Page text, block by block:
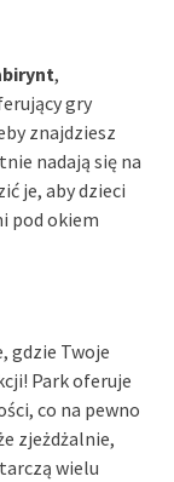
,
gry
znajdziesz
nadają się na
je, aby dzieci
pod okiem
gdzie Twoje
Park oferuje
co na pewno
zjeżdżalnie,
wielu